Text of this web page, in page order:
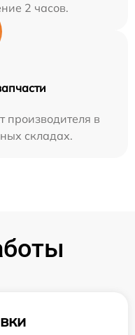
2 часов.
производителя в
складах.